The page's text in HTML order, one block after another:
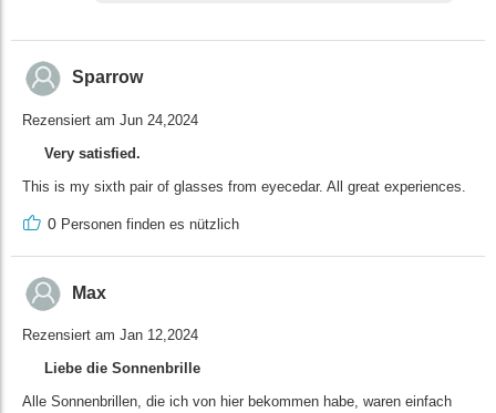
Sparrow
Rezensiert am Jun 24,2024
Very satisfied.
This is my sixth pair of glasses from eyecedar. All great experiences.
0 Personen finden es nützlich
Max
Rezensiert am Jan 12,2024
Liebe die Sonnenbrille
Alle Sonnenbrillen, die ich von hier bekommen habe, waren einfach